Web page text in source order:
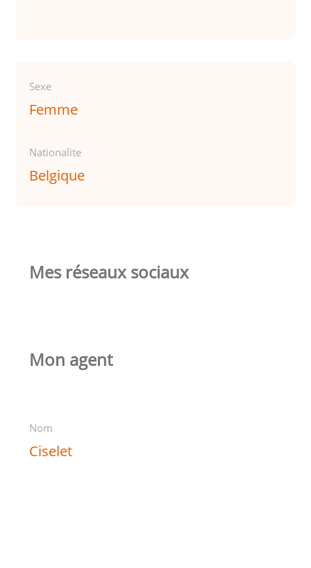
Sexe
Femme
Nationalite
Belgique
Mes réseaux sociaux
Mon agent
Nom
Ciselet